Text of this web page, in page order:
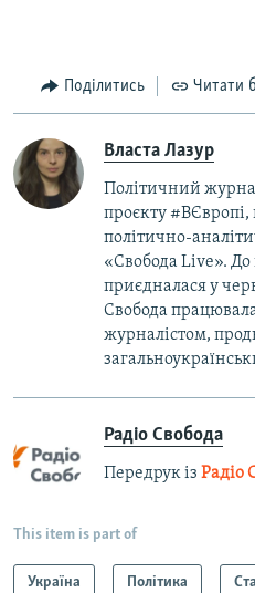
Поділитись Читати
Власта Лазур
Політичний
проєкту
політично-
«Свобода Live».
приєдналася у
Свобода
журналістом,
Радіо Свобода
Передрук із Радіо
This item is part of
Україна Політика